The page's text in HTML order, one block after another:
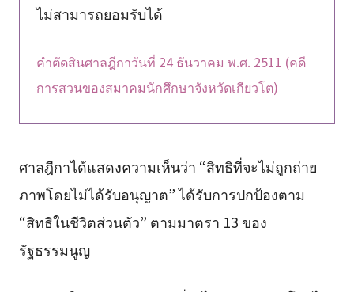
ไม่สามารถยอมรับได้
คำตัดสินศาลฎีกาวันที่ 24 ธันวาคม พ.ศ. 2511 (คดี
การสวนของสมาคมนักศึกษาจังหวัดเกียวโต)
ศาลฎีกาได้แสดงความเห็นว่า “สิทธิที่จะไม่ถูกถ่าย
ภาพโดยไม่ได้รับอนุญาต” ได้รับการปกป้องตาม
“สิทธิในชีวิตส่วนตัว” ตามมาตรา 13 ของ
รัฐธรรมนูญ